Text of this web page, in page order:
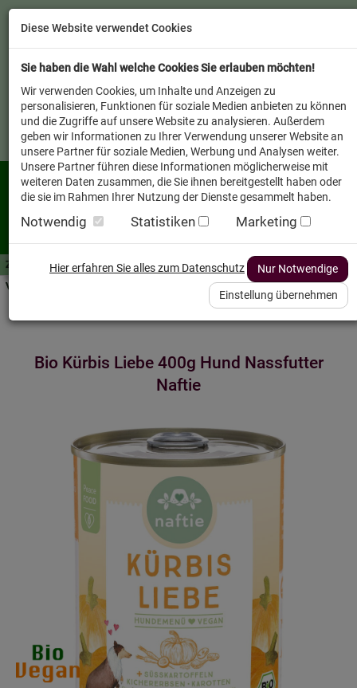
Zutaten A-Z Futterwissen mit Vorrat SPAREN AllesFinder
Service FAQ
Verkäufer vor Ort
Hund Nassfutter
Bio Kürbis Liebe 400g Hund Nassfutter
Naftie
Diese Website verwendet Cookies
Sie haben die Wahl welche Cookies Sie erlauben möchten!
Wir verwenden Cookies, um Inhalte und Anzeigen zu
personalisieren, Funktionen für soziale Medien anbieten zu können
und die Zugriffe auf unsere Website zu analysieren. Außerdem
geben wir Informationen zu Ihrer Verwendung unserer Website an
unsere Partner für soziale Medien, Werbung und Analysen weiter.
Unsere Partner führen diese Informationen möglicherweise mit
weiteren Daten zusammen, die Sie ihnen bereitgestellt haben oder
die sie im Rahmen Ihrer Nutzung der Dienste gesammelt haben.
Notwendig Statistiken Marketing
Hier erfahren Sie alles zum Datenschutz Nur Notwendige
Einstellung übernehmen